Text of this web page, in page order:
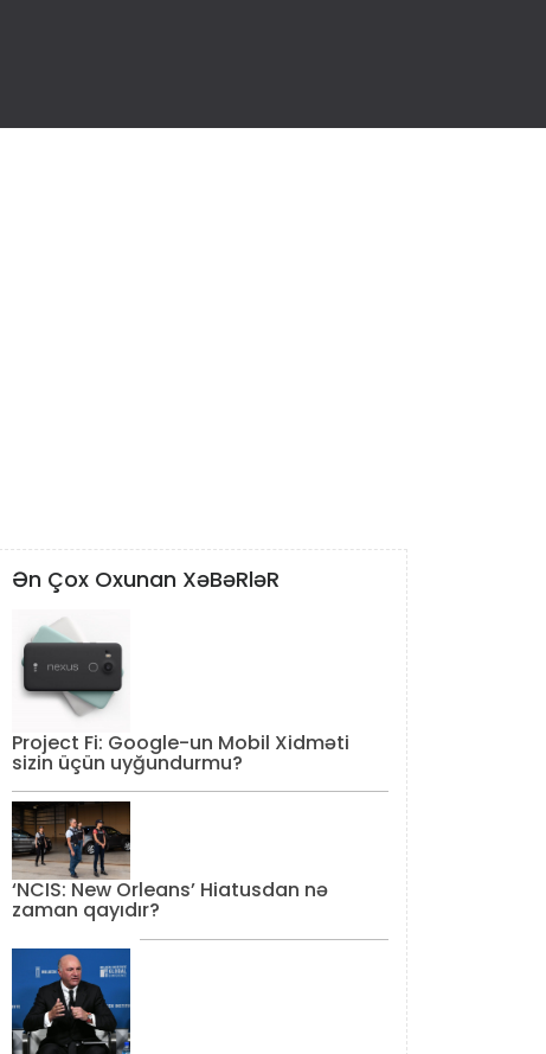
Ən Çox Oxunan XəBəRləR
Project Fi: Google-un Mobil Xidməti
sizin üçün uyğundurmu?
‘NCIS: New Orleans’ Hiatusdan nə
zaman qayıdır?